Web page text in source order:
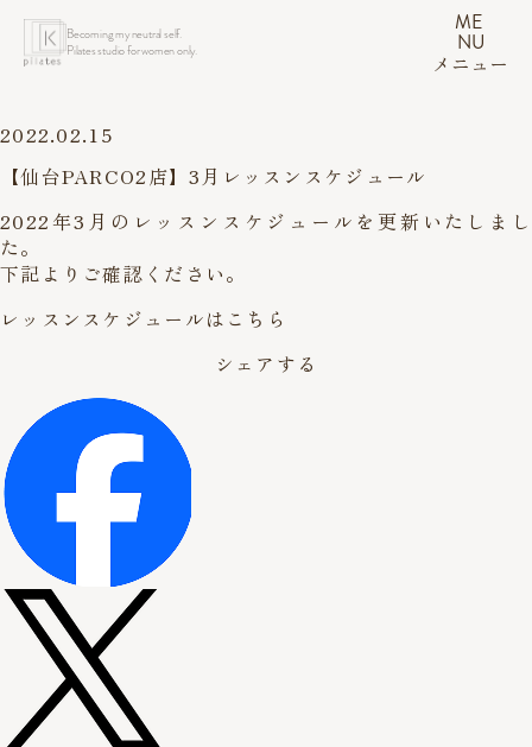
Becoming my neutral self.
Pilates studio for women only.
ME
NU
メニュー
2022.02.15
【仙台PARCO2店】3月レッスンスケジュール
2022年3月のレッスンスケジュールを更新いたしまし
た。
下記よりご確認ください。
レッスンスケジュールはこちら
シェアする